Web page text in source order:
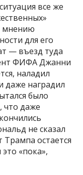
все же
мнению
для его
— въезд туда
ФИФА Джанни
наладил
даже наградил
было
что даже
не сказал
Трампа остается
«пока»,